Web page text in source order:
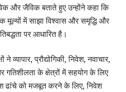
और जैविक बताते हुए उन्होंने कहा कि
मूल्यों में साझा विश्वास और समृद्धि और
पर आधारित है।
ने व्यापार, प्रौद्योगिकी, निवेश, नवाचार,
गतिशीलता के क्षेत्रों में सहयोग के लिए
ढांचे को मजबूत करने के लिए, निवेश